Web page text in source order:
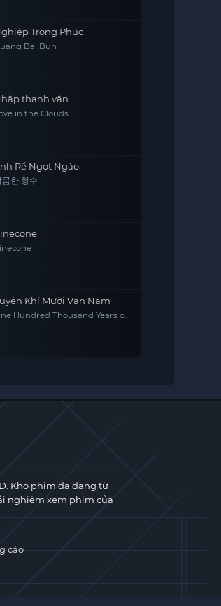
Trong Phúc
Bai Bun
thanh vân
in the Clouds
Rể Ngọt Ngào
콤한 형수
Khí Mười Vạn Năm
Hundred Thousand Years of
Kho phim đa dạng từ
nghiệm xem phim của
cáo